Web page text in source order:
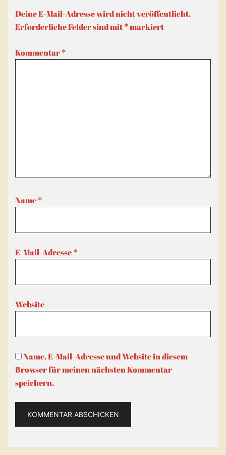
Deine E-Mail-Adresse wird nicht veröffentlicht.
Erforderliche Felder sind mit*markiert
Kommentar*
Name*
E-Mail-Adresse*
Website
Name, E-Mail-Adresse und Website in diesem
Browser für meinen nächsten Kommentar
speichern.